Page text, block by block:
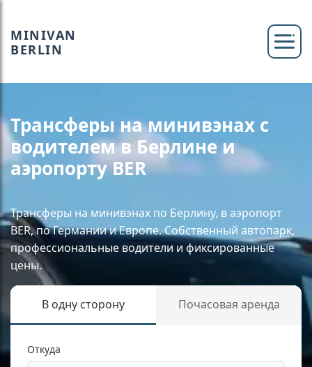
MINIVAN
BERLIN
Трансферы на минивэнах с
водителем в Берлине и
аэропорту BER
Трансферы на минивэнах по Берлину, в аэропорт
BER, по Германии и Европе. Собственный автопарк,
профессиональные водители и фиксированные
цены.
В одну сторону Почасовая аренда
Откуда